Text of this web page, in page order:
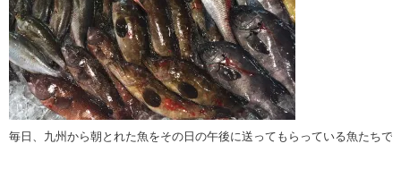
毎日、九州から朝とれた魚をその日の午後に送ってもらっている魚たちで